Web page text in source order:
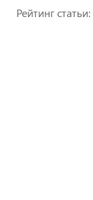
Рейтинг статьи: